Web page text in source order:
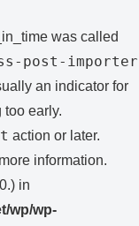
was called
post-importer
an indicator for
too early.
action or later.
information.
in
wp/wp-